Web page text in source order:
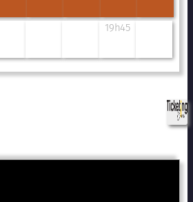
19h45